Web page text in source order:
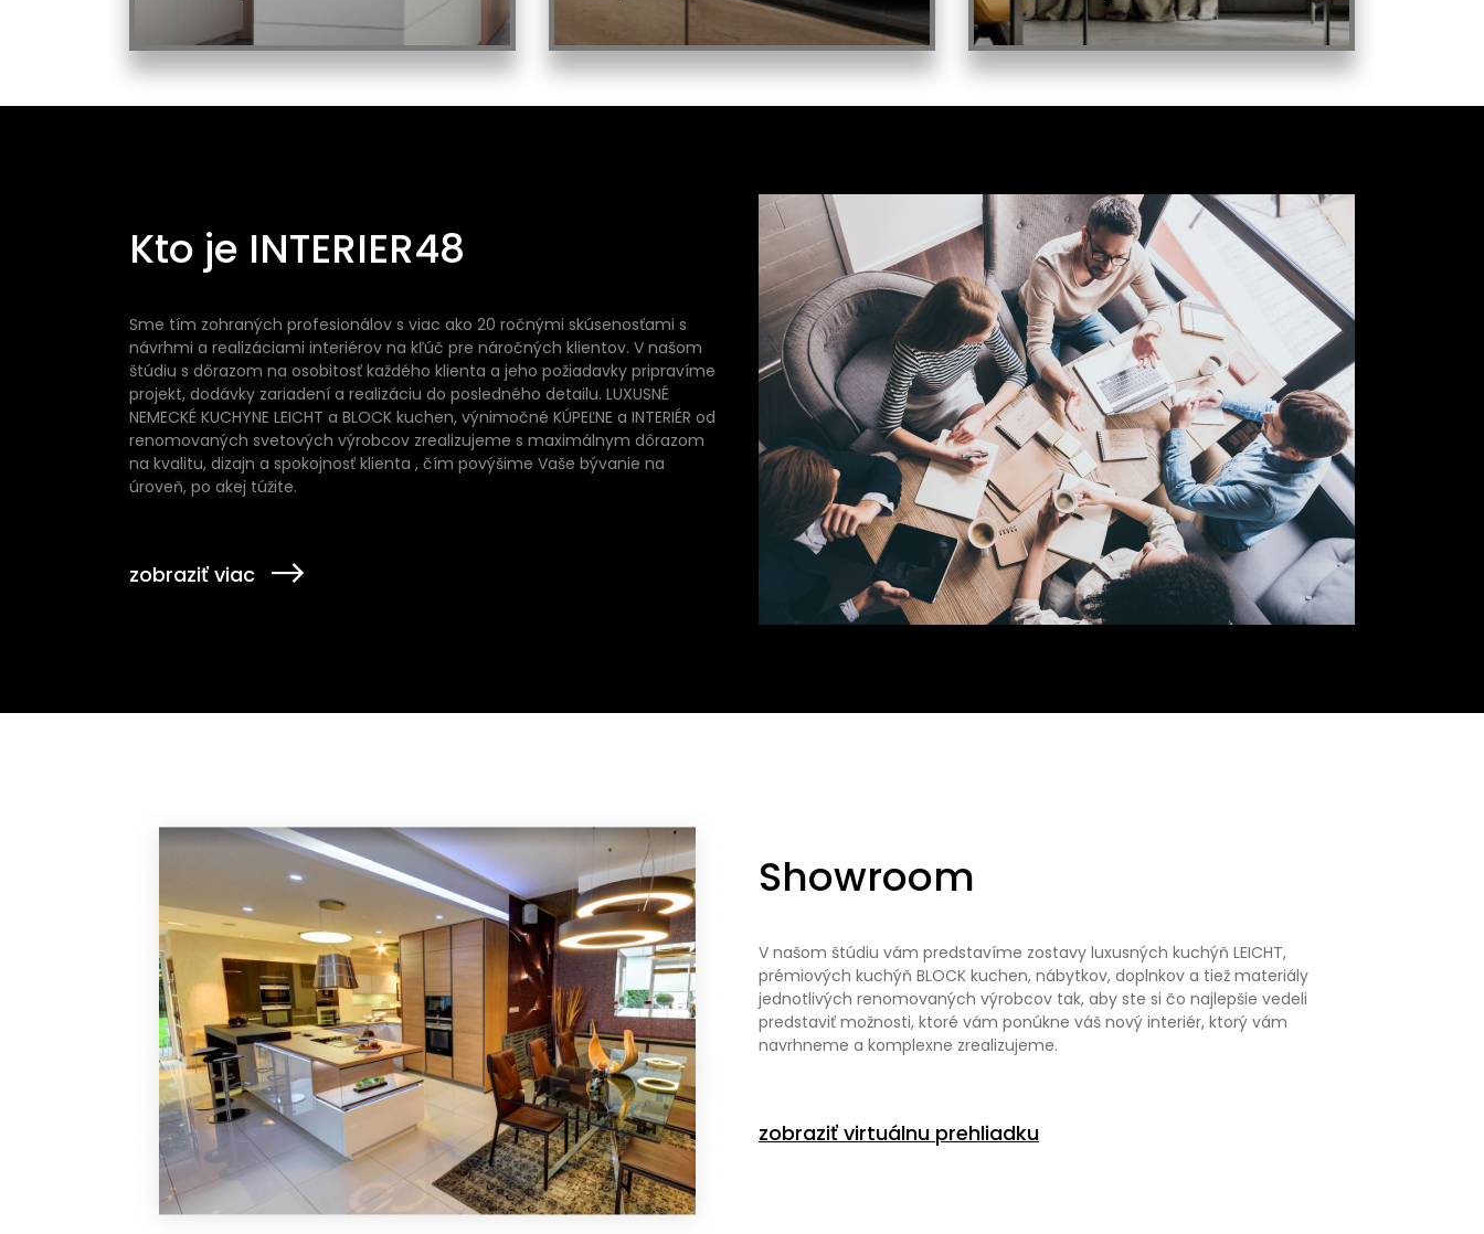
Kto je INTERIER48
Sme tím zohraných profesionálov s viac ako 20 ročnými skúsenosťami s
návrhmi a realizáciami interiérov na kľúč pre náročných klientov. V našom
štúdiu s dôrazom na osobitosť každého klienta a jeho požiadavky pripravíme
projekt, dodávky zariadení a realizáciu do posledného detailu. LUXUSNÉ
NEMECKÉ KUCHYNE LEICHT a BLOCK kuchen, výnimočné KÚPEĽNE a INTERIÉR od
renomovaných svetových výrobcov zrealizujeme s maximálnym dôrazom
na kvalitu, dizajn a spokojnosť klienta , čím povýšime Vaše bývanie na
úroveň, po akej túžite.
zobraziť viac
Showroom
V našom štúdiu vám predstavíme zostavy luxusných kuchýň LEICHT,
prémiových kuchýň BLOCK kuchen, nábytkov, doplnkov a tiež materiály
jednotlivých renomovaných výrobcov tak, aby ste si čo najlepšie vedeli
predstaviť možnosti, ktoré vám ponúkne váš nový interiér, ktorý vám
navrhneme a komplexne zrealizujeme.
zobraziť virtuálnu prehliadku